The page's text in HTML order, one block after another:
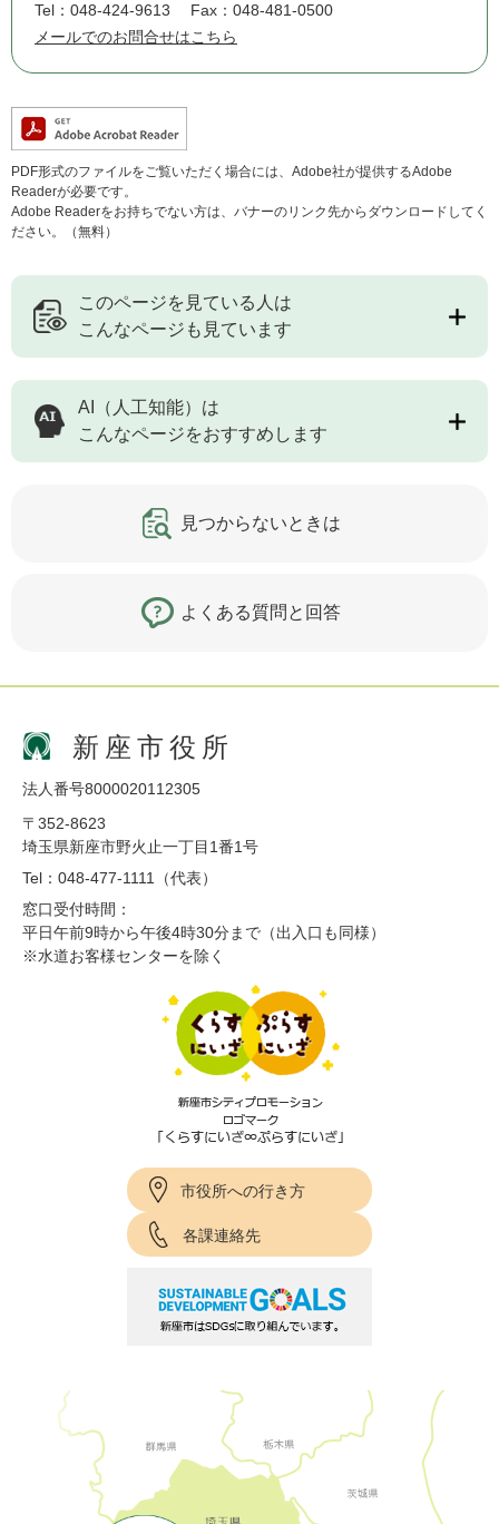
Tel：048-424-9613
Fax：048-481-0500
メールでのお問合せはこちら
PDF形式のファイルをご覧いただく場合には、Adobe社が提供するAdobe
Readerが必要です。
Adobe Readerをお持ちでない方は、バナーのリンク先からダウンロードしてく
ださい。（無料）
このページを見ている人は
こんなページも見ています
AI（人工知能）は
こんなページをおすすめします
見つからないときは
よくある質問と回答
新座市役所
法人番号8000020112305
〒352-8623
埼玉県新座市野火止一丁目1番1号
Tel：048-477-1111（代表）
窓口受付時間：
平日午前9時から午後4時30分まで（出入口も同様）
※水道お客様センターを除く
市役所への行き方
各課連絡先